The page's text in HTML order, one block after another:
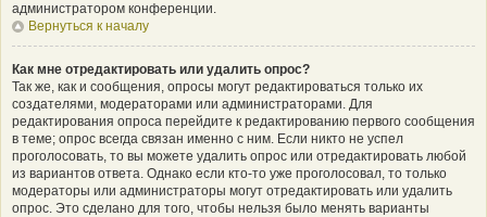
администратором конференции.
Вернуться к началу
Как мне отредактировать или удалить опрос?
Так же, как и сообщения, опросы могут редактироваться только их
создателями, модераторами или администраторами. Для
редактирования опроса перейдите к редактированию первого сообщения
в теме; опрос всегда связан именно с ним. Если никто не успел
проголосовать, то вы можете удалить опрос или отредактировать любой
из вариантов ответа. Однако если кто-то уже проголосовал, то только
модераторы или администраторы могут отредактировать или удалить
опрос. Это сделано для того, чтобы нельзя было менять варианты